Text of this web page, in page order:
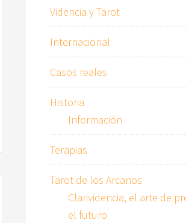
Videncia y Tarot
Internacional
Casos reales
Historia
Información
Terapias
Tarot de los Arcanos
Clarividencia, el arte de
el futuro